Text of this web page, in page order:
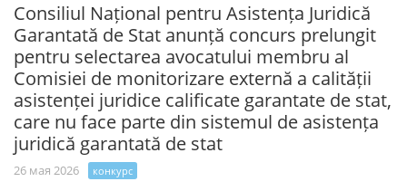
Consiliul Național pentru Asistența Juridică
Garantată de Stat anunță concurs prelungit
pentru selectarea avocatului membru al
Comisiei de monitorizare externă a calității
asistenței juridice calificate garantate de stat,
care nu face parte din sistemul de asistența
juridică garantată de stat
26 мая 2026 конкурс